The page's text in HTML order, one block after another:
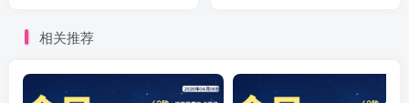
相关推荐